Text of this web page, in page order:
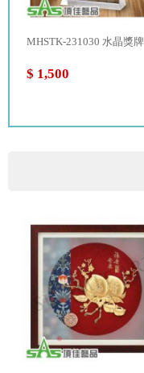
MHSTK-231030 水晶獎牌
$ 1,500